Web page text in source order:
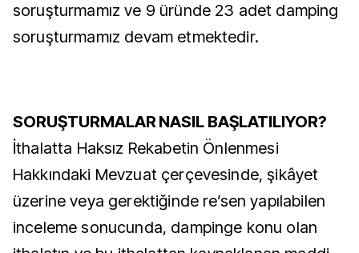
soruşturmamız ve 9 üründe 23 adet damping
soruşturmamız devam etmektedir.
SORUŞTURMALAR NASIL BAŞLATILIYOR?
İthalatta Haksız Rekabetin Önlenmesi
Hakkındaki Mevzuat çerçevesinde, şikâyet
üzerine veya gerektiğinde re’sen yapılabilen
inceleme sonucunda, dampinge konu olan